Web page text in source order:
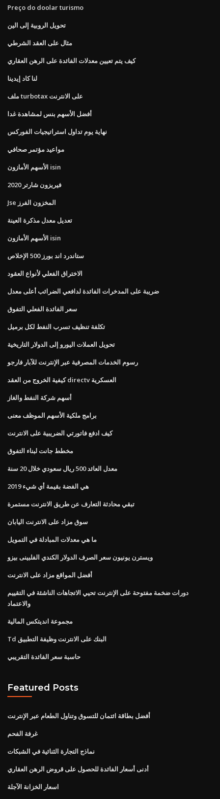
Preço do doolar turismo
تحويل الروبية إلى الين
مثال على العقد الشرطي
كيف يتم تعيين معدلات الفائدة على الرهن العقاري
لنا كاد إيدينا
ملف turbotax على الانترنت
أفضل الأسهم بنس لمشاهدة غدا
نهاية يوم تداول استراتيجيات الفوركس
مواعيد مؤتمر صحافي
الأسهم الأمازون isin
فيريزون شارتر 2020
Jse المخزون الفرز
تعديل معدل مذكرة العينة
الأسهم الأمازون isin
ستاندرد اند بورز 500 الإخلاص
الاختراق الفعلي لأنواع العقود
ضريبة على المدخرات الفائدة لدافعي الضرائب أعلى معدل
سعر الفائدة الفعلي التفوق
تكلفة تنظيف تسرب النفط لكل برميل
تحويل العملات اليورو إلى الدولار التاريخية
رسوم الخدمات المصرفية عبر الإنترنت للآبار فارجو
كيفية الخروج من العقد directv العسكرية
أسهم شركة النفط والغاز
برامج ملكية الأسهم الموظف معنى
كيف ادفع فاتورتي الضريبية على الانترنت
مخطط جانت لبناء التفوق
معدل العائد 500 ريال سعودي خلال 20 سنة
هي الفضة بقيمة أي شيء 2019
تبقي محادثة التعارف عن طريق الانترنت مستمرة
سوق مزاد على الانترنت اليابان
ما هي معدلات المبادلة في التمويل
ويسترن يونيون سعر الصرف الدولار الكندي الفلبينى بيزو
أفضل المواقع مزاد على الانترنت
دورات ضخمة مفتوحة على الإنترنت تحيي الاتجاهات الناشئة في التقييم
والاعتماد
مجموعة انديتكس المالية
Td البنك على الانترنت وظيفة التطبيق
حاسبة سعر الفائدة التقريبي
Featured Posts
أفضل بطاقة ائتمان للتسوق وتناول الطعام عبر الإنترنت
غرفة الفحم
نماذج التجارة الثنائية في الشبكات
أدنى أسعار الفائدة للحصول على قروض الرهن العقاري
اسعار الخزانة الآجلة